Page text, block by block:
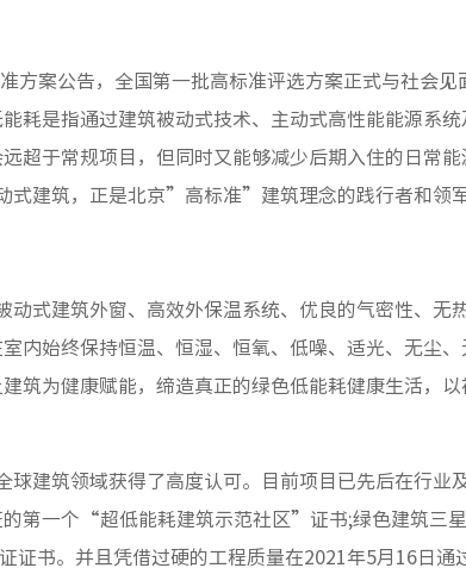
方案公告，全国第一批高标准评选方案正式与社会
耗是指通过建筑被动式技术、主动式高性能能源系
超于常规项目，但同时又能够减少后期入住的日常
式建筑，正是北京”高标准”建筑理念的践行者和领
动式建筑外窗、高效外保温系统、优良的气密性、无
内始终保持恒温、恒湿、恒氧、低噪、适光、无尘
筑为健康赋能，缔造真正的绿色低能耗健康生活，
球建筑领域获得了高度认可。目前项目已先后在行业
第一个“超低能耗建筑示范社区”证书;绿色建筑三
证书。并且凭借过硬的工程质量在2021年5月16日